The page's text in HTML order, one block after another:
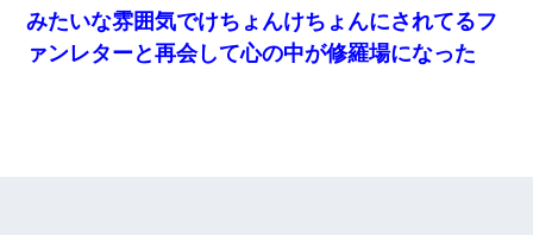
みたいな雰囲気でけちょんけちょんにされてるフ
ァンレターと再会して心の中が修羅場になった